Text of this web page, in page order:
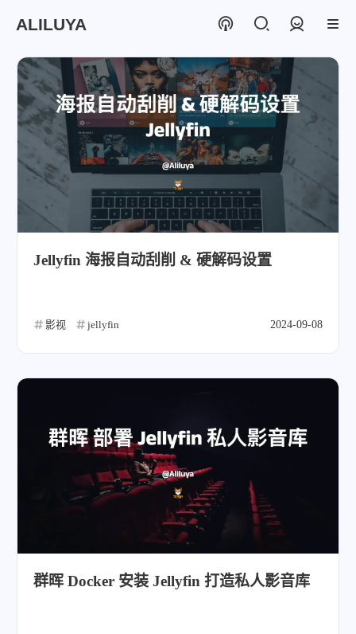
ALILUYA
登录
Jellyfin 海报自动刮削 & 硬解码设置
影视 jellyfin 2024-09-08
群晖 Docker 安装 Jellyfin 打造私人影音库